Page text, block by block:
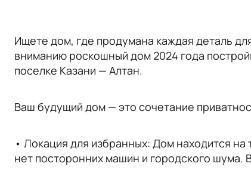
Ищете дом, где продумана каждая деталь
вниманию роскошный дом 2024 года
поселке Казани — Алтан.
Ваш будущий дом — это сочетание
• Локация для избранных: Дом находится
нет посторонних машин и городского